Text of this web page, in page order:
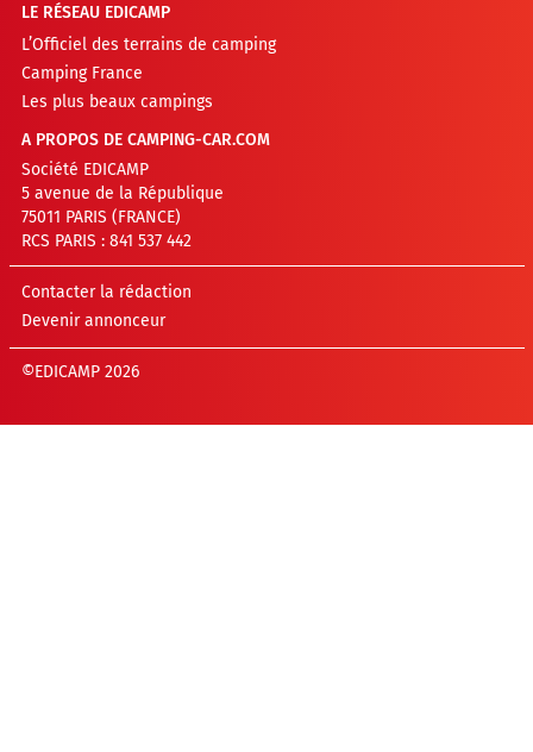
LE RÉSEAU EDICAMP
L’Officiel des terrains de camping
Camping France
Les plus beaux campings
A PROPOS DE CAMPING-CAR.COM
Société EDICAMP
5 avenue de la République
75011 PARIS (FRANCE)
RCS PARIS : 841 537 442
Contacter la rédaction
Devenir annonceur
©EDICAMP 2026